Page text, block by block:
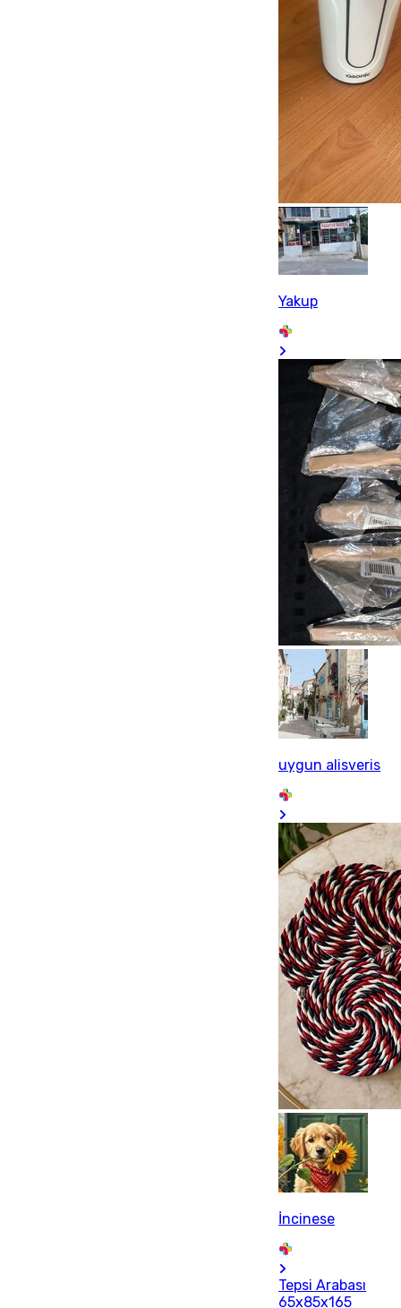
Yakup
uygun alisveris
İncinese
Tepsi Arabası
65x85x165